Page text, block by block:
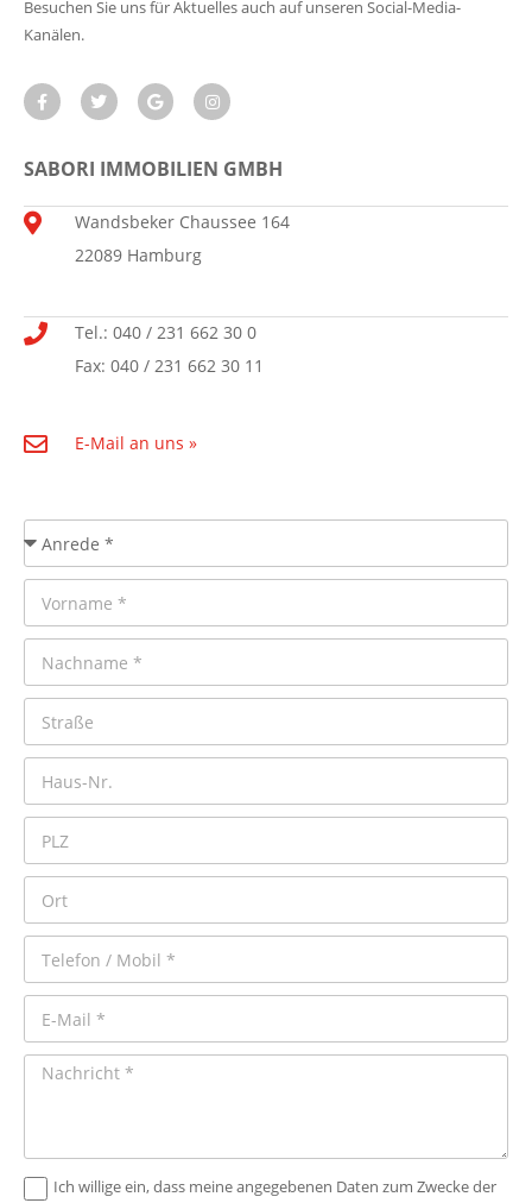
Besuchen Sie uns für Aktuelles auch auf unseren Social-Media-
Kanälen.
SABORI IMMOBILIEN GMBH
Wandsbeker Chaussee 164
22089 Hamburg
Tel.: 040 / 231 662 30 0
Fax: 040 / 231 662 30 11
E-Mail an uns »
Ich willige ein, dass meine angegebenen Daten zum Zwecke der